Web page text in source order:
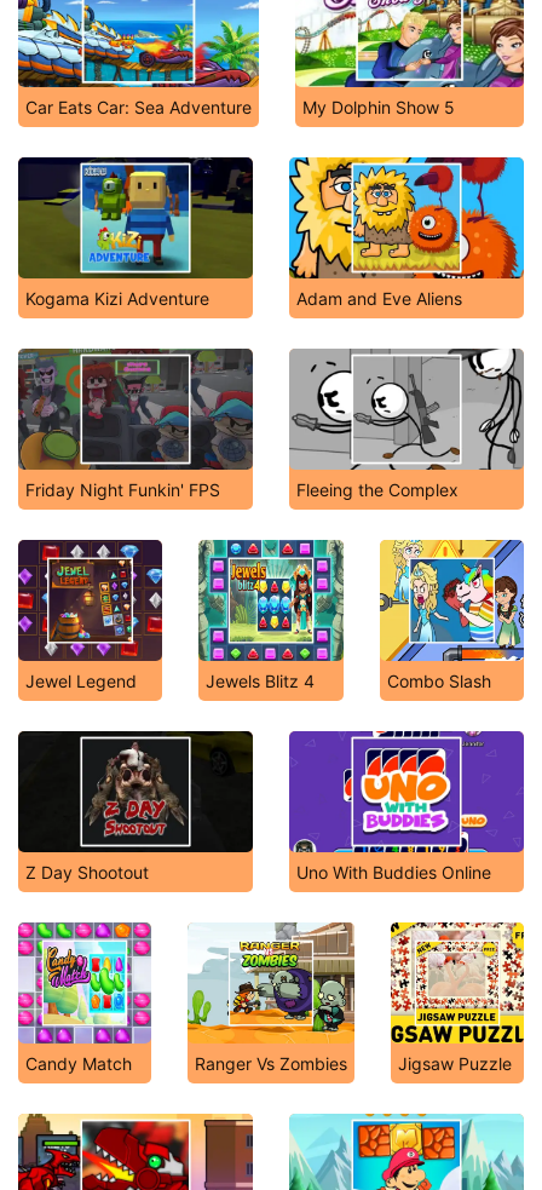
Car Eats Car: Sea Adventure My Dolphin Show 5
Kogama Kizi Adventure Adam and Eve Aliens
Friday Night Funkin' FPS Fleeing the Complex
Jewel Legend Jewels Blitz 4 Combo Slash
Z Day Shootout Uno With Buddies Online
Candy Match Ranger Vs Zombies Jigsaw Puzzle